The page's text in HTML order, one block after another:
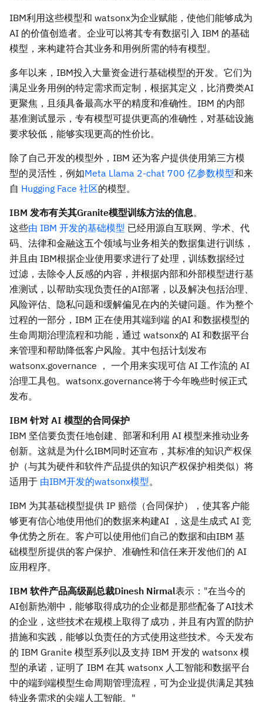
IBM利用这些模型和 watsonx为企业赋能，使他们能够成为
AI 的价值创造者。企业可以将其专有数据引入 IBM 的基础
模型，来构建符合其业务和用例所需的特有模型。
多年以来，IBM投入大量资金进行基础模型的开发。它们为
满足业务用例的特定需求而定制，根据其定义，比消费类AI
更聚焦，且须具备最高水平的精度和准确性。IBM 的内部
基准测试显示，专有模型可提供更高的准确性，对基础设施
要求较低，能够实现更高的性价比。
除了自己开发的模型外，IBM 还为客户提供使用第三方模
型的灵活性，例如Meta Llama 2-chat 700 亿参数模型和来
自 Hugging Face 社区的模型。
IBM 发布有关其Granite模型训练方法的信息。
这些由 IBM 开发的基础模型 已经用源自互联网、学术、代
码、法律和金融这五个领域与业务相关的数据集进行训练，
并且由 IBM根据企业使用要求进行了处理，训练数据经过
过滤，去除令人反感的内容，并根据内部和外部模型进行基
准测试，以帮助实现负责任的AI部署，以及解决包括治理、
风险评估、隐私问题和缓解偏见在内的关键问题。作为整个
过程的一部分，IBM 正在使用其端到端 的AI 和数据模型的
生命周期治理流程和功能，通过 watsonx的 AI 和数据平台
来管理和帮助降低客户风险。其中包括计划发布
watsonx.governance ， 一个用来实现可信 AI 工作流的 AI
治理工具包。watsonx.governance将于今年晚些时候正式
发布。
IBM 针对 AI 模型的合同保护
IBM 坚信要负责任地创建、部署和利用 AI 模型来推动业务
创新。这就是为什么IBM同时还宣布，其标准的知识产权保
护（与其为硬件和软件产品提供的知识产权保护相类似）将
适用于 由IBM开发的watsonx模型。
IBM 为其基础模型提供 IP 赔偿（合同保护），使其客户能
够更有信心地使用他们的数据来构建AI ，这是生成式 AI 竞
争优势之所在。客户可以使用他们自己的数据和由IBM 基
础模型所提供的客户保护、准确性和信任来开发他们的 AI
应用程序。
IBM 软件产品高级副总裁Dinesh Nirmal表示："在当今的
AI创新热潮中，能够取得成功的企业都是那些配备了AI技术
的企业，这些技术在规模上取得了成功，并且有内置的防护
措施和实践，能够以负责任的方式使用这些技术。今天发布
的 IBM Granite 模型系列以及支持 IBM 开发的 watsonx 模
型的承诺，证明了 IBM 在其 watsonx 人工智能和数据平台
中的端到端模型生命周期管理流程，可为企业提供满足其独
特业务需求的尖端人工智能。"